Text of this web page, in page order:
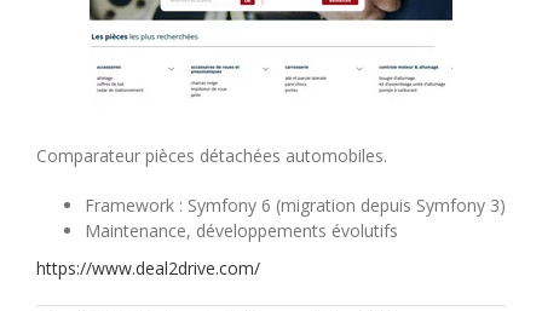
Comparateur pièces détachées automobiles.
Framework : Symfony 6 (migration depuis Symfony 3)
Maintenance, développements évolutifs
https://www.deal2drive.com/